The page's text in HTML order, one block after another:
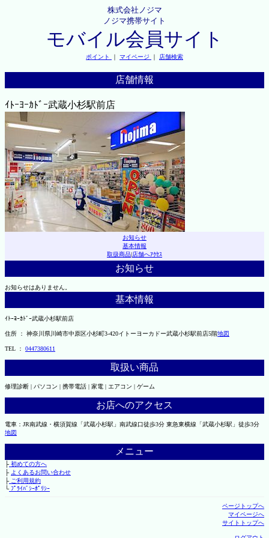
株式会社ノジマ
ノジマ携帯サイト
モバイル会員サイト
ポイント ｜ マイページ ｜ 店舗検索
店舗情報
ｲﾄｰﾖｰｶﾄﾞｰ武蔵小杉駅前店
お知らせ
基本情報
取扱商品|店舗へｱｸｾｽ
お知らせ
お知らせはありません。
基本情報
ｲﾄｰﾖｰｶﾄﾞｰ武蔵小杉駅前店
住所 ： 神奈川県川崎市中原区小杉町3-420イトーヨーカドー武蔵小杉駅前店5階地図
TEL ： 0447380611
取扱い商品
修理診断 | パソコン | 携帯電話 | 家電 | エアコン | ゲーム
お店へのアクセス
電車：JR南武線・横須賀線「武蔵小杉駅」南武線口徒歩3分 東急東横線「武蔵小杉駅」徒歩3分
地図
メニュー
├初めての方へ
├ よくあるお問い合わせ
├ご利用規約
└ﾌﾟﾗｲﾊﾞｼｰﾎﾟﾘｼｰ
ページトップへ
マイページへ
サイトトップへ